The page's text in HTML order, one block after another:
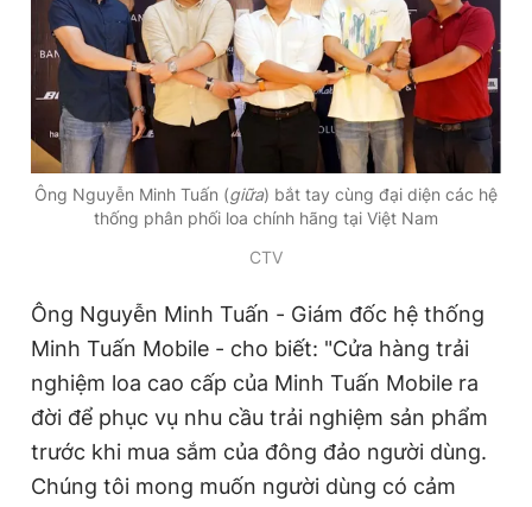
Theo dõi báo trên
Hotline
0906 645 777
Liên hệ quảng cáo
0908 780 404
Phó tổng biên tập thường trực: Hải Thành
Phó tổng biên tập: Lâm Hiếu Dũng
Phó tổng biên tập: Trần Việt Hưng
Giấy phép xuất bản số 110/GP - BTTTT cấp ngày 24.3.2020
© 2003-2026 Bản quyền thuộc về Báo Thanh Niên. Cấm sao
chép dưới mọi hình thức nếu không có sự chấp thuận bằng văn
bản. Phát triển bởi ePi Technologies, JSC.
Ông Nguyễn Minh Tuấn (giữa) bắt tay cùng đại diện các hệ
thống phân phối loa chính hãng tại Việt Nam
CTV
Ông Nguyễn Minh Tuấn - Giám đốc hệ thống
Minh Tuấn Mobile - cho biết: "Cửa hàng trải
nghiệm loa cao cấp của Minh Tuấn Mobile ra
đời để phục vụ nhu cầu trải nghiệm sản phẩm
trước khi mua sắm của đông đảo người dùng.
Chúng tôi mong muốn người dùng có cảm